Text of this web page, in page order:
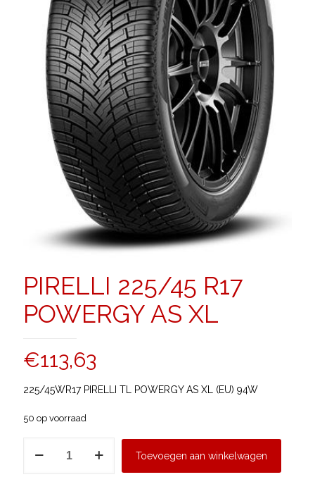
PIRELLI 225/45 R17
POWERGY AS XL
€113,63
225/45WR17 PIRELLI TL POWERGY AS XL (EU) 94W
50 op voorraad
Toevoegen aan winkelwagen